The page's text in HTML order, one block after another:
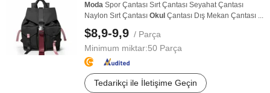
Moda Spor Çantası Sırt Çantası Seyahat Çantası
Naylon Sırt Çantası Okul Çantası Dış Mekan Çantası ...
$8,9-9,9 / Parça
Minimum miktar:50 Parça
Tedarikçi ile İletişime Geçin